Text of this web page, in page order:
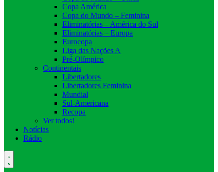
Copa América
Copa do Mundo – Feminina
Eliminatórias – América do Sul
Eliminatórias – Europa
Eurocopa
Liga das Nações A
Pré-Olímpico
Continentais
Libertadores
Libertadores Feminina
Mundial
Sul-Americana
Recopa
Ver todos!
Notícias
Rádio